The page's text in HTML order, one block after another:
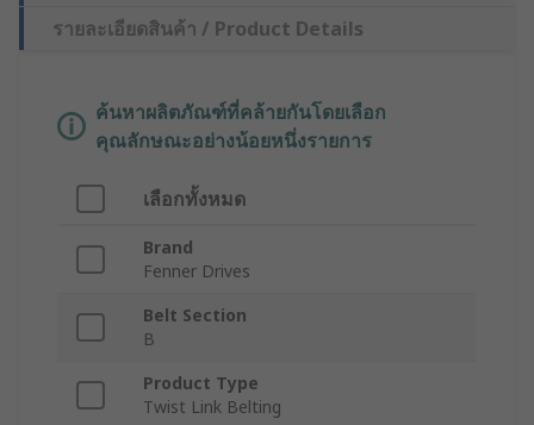
รายละเอียดสินค้า / Product Details
ค้นหาผลิตภัณฑ์ที่คล้ายกันโดยเลือก
คุณลักษณะอย่างน้อยหนึ่งรายการ
เลือกทั้งหมด
Brand
Fenner Drives
Belt Section
B
Product Type
Twist Link Belting